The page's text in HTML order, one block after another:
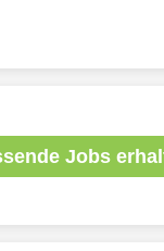
Jobs